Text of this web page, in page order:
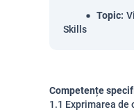
Topic:
Skills
Competențe
1.1 Exprimarea